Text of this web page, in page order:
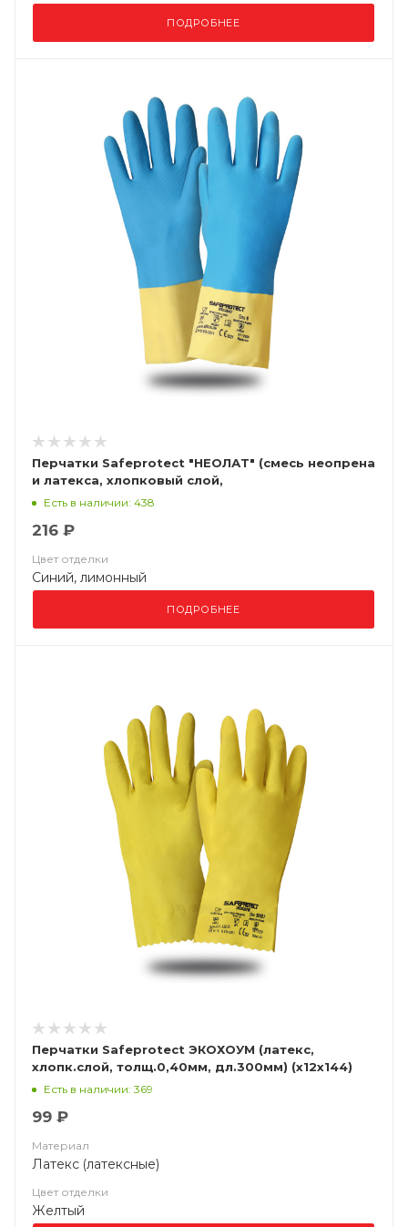
ПОДРОБНЕЕ
Перчатки Safeprotect "НЕОЛАТ" (смесь неопрена
и латекса, хлопковый слой,
толщ.0,70мм,дл.320мм.)
Есть в наличии: 438
216 ₽
Цвет отделки
Синий, лимонный
ПОДРОБНЕЕ
Перчатки Safeprotect ЭКОХОУМ (латекс,
хлопк.слой, толщ.0,40мм, дл.300мм) (х12х144)
Есть в наличии: 369
99 ₽
Материал
Латекс (латексные)
Цвет отделки
Желтый